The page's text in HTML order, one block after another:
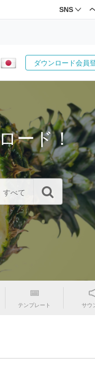
SNS
ダウンロード会員
ード！
すべて
テンプレート サウ